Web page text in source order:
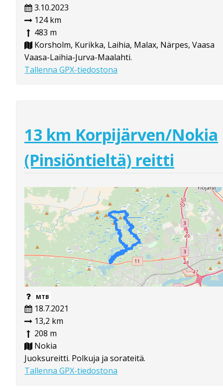
3.10.2023
124 km
483 m
Korsholm, Kurikka, Laihia, Malax, Närpes, Vaasa
Vaasa-Laihia-Jurva-Maalahti.
Tallenna GPX-tiedostona
13 km Korpijärven/Nokia
(Pinsiöntieltä) reitti
MTB
18.7.2021
13,2 km
208 m
Nokia
Juoksureitti. Polkuja ja sorateitä.
Tallenna GPX-tiedostona